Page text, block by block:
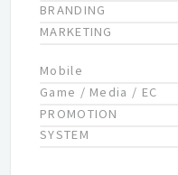
BRANDING
MARKETING
Mobile
Game / Media / EC
PROMOTION
SYSTEM